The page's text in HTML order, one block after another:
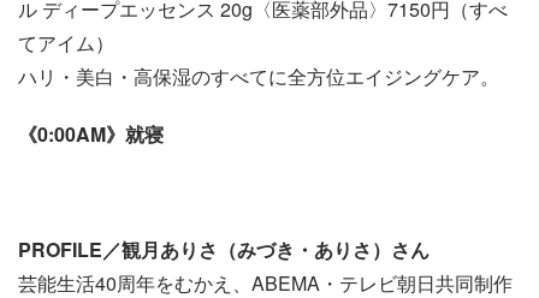
ル ディープエッセンス 20g〈医薬部外品〉7150円（すべ
てアイム）
ハリ・美白・高保湿のすべてに全方位エイジングケア。
《0:00AM》就寝
PROFILE／観月ありさ（みづき・ありさ）さん
芸能生活40周年をむかえ、ABEMA・テレビ朝日共同制作